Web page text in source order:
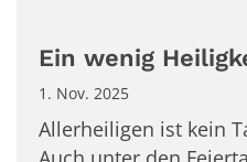
Ein wenig
1. Nov. 2025
Allerheiligen ist kein